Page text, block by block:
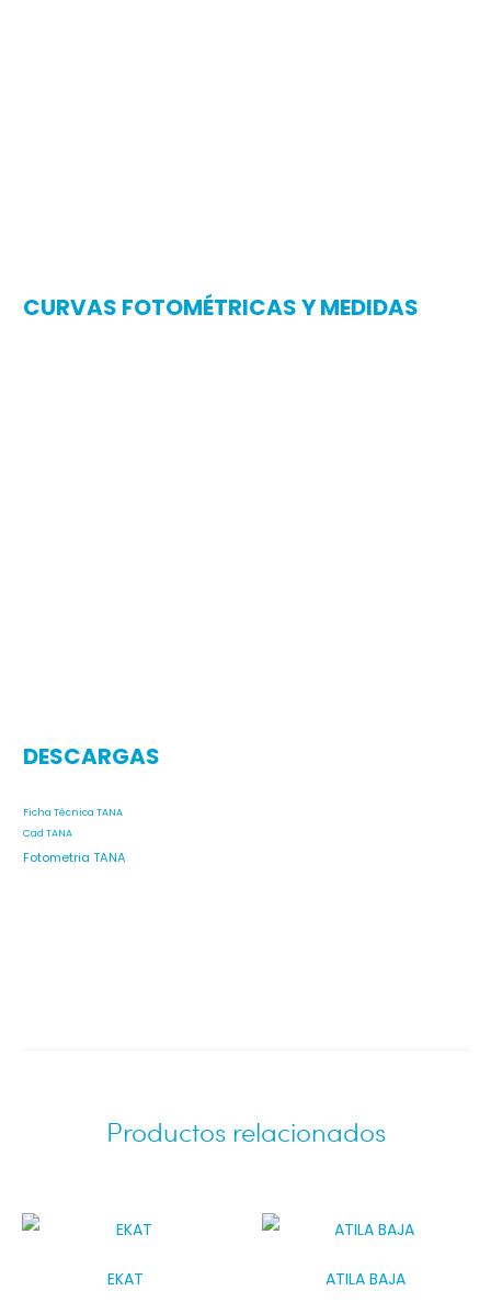
CURVAS FOTOMÉTRICAS Y MEDIDAS
DESCARGAS
Ficha Técnica TANA
Cad TANA
Fotometria TANA
Productos relacionados
EKAT ATILA BAJA